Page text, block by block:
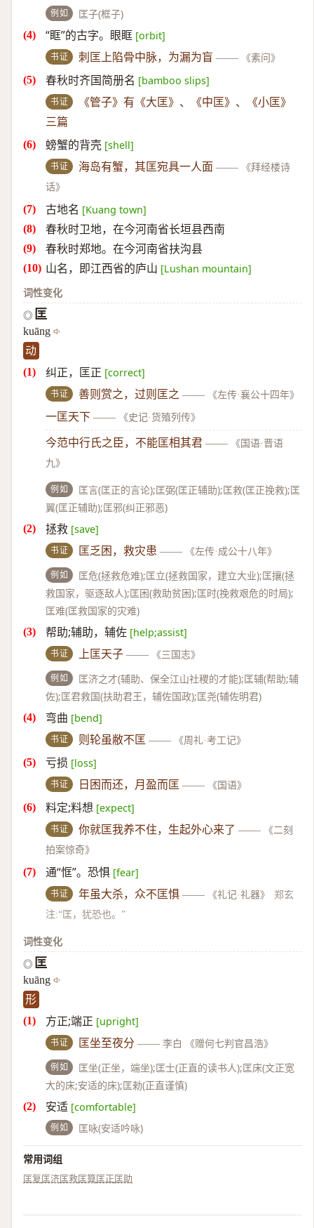
例如 匡子(框子)
“眶”的古字。眼眶 [orbit]
书证 刺匡上陷骨中脉，为漏为盲 —— 《素问》
春秋时齐国简册名 [bamboo slips]
书证
《管子》有《大匡》、《中匡》、《小匡》
三篇
螃蟹的背壳 [shell]
书证 海岛有蟹，其匡宛具一人面 ——
《拜经楼诗
话》
古地名 [Kuang town]
春秋时卫地，在今河南省长垣县西南
春秋时郑地。在今河南省扶沟县
山名，即江西省的庐山 [Lushan mountain]
词性变化
◎ 匡
kuāng
动
纠正，匡正 [correct]
书证 善则赏之，过则匡之 —— 《左传·襄公十四年》
一匡天下 —— 《史记·货殖列传》
今范中行氏之臣，不能匡相其君 ——
《国语·晋语
九》
例如
匡言(匡正的言论);匡弼(匡正辅助);匡救(匡正挽救);匡
翼(匡正辅助);匡邪(纠正邪恶)
拯救 [save]
书证 匡乏困，救灾患 —— 《左传·成公十八年》
例如
匡危(拯救危难);匡立(拯救国家，建立大业);匡攘(拯
救国家，驱逐敌人);匡困(救助贫困);匡时(挽救艰危的时局);
匡难(匡救国家的灾难)
帮助;辅助，辅佐 [help;assist]
书证 上匡天子 —— 《三国志》
例如
匡济之才(辅助、保全江山社稷的才能);匡辅(帮助;辅
佐);匡君救国(扶助君王，辅佐国政);匡尧(辅佐明君)
弯曲 [bend]
书证 则轮虽敝不匡 —— 《周礼·考工记》
亏损 [loss]
书证 日困而还，月盈而匡 —— 《国语》
料定;料想 [expect]
书证 你就匡我养不住，生起外心来了 ——
《二刻
拍案惊奇》
通“恇”。恐惧 [fear]
书证 年虽大杀，众不匡惧 —— 《礼记·礼器》
郑玄
注:“匡，犹恐也。”
词性变化
◎ 匡
kuāng
形
方正;端正 [upright]
书证 匡坐至夜分 —— 李白 《赠何七判官昌浩》
例如
匡坐(正坐，端坐);匡士(正直的读书人);匡床(文正宽
大的床;安适的床);匡勑(正直谨慎)
安适 [comfortable]
例如 匡咏(安适吟咏)
常用词组
匡复匡济匡救匡算匡正匡助